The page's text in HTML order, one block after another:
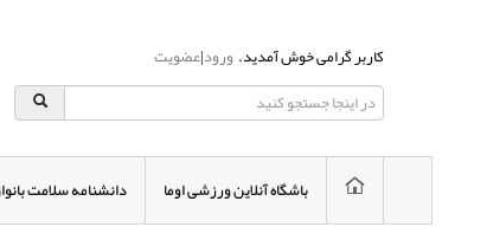
کاربر گرامی خوش آمدید.ورود|عضویت
باشگاه آنلاین ورزشی اوما دانشنامه سلامت